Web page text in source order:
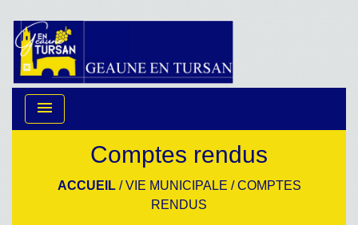
menu
Comptes rendus
ACCUEIL/VIE MUNICIPALE /COMPTES
RENDUS